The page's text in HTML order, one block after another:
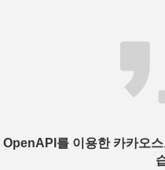
OpenAPI를 이용한 카카오